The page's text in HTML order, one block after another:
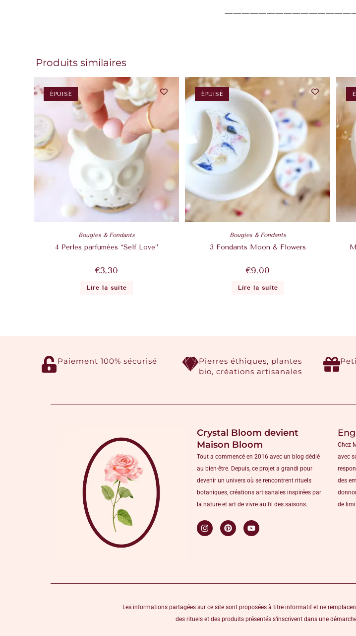
Produits similaires
ÉPUISÉ
Bougies & Fondants
4 Perles parfumées “Self Love”
€3,30
Lire la suite
ÉPUISÉ
Bougies & Fondants
3 Fondants Moon & Flowers
€9,00
Lire la suite
Paiement 100% sécurisé
Pierres éthiques, plantes
bio, créations artisanales
Crystal Bloom devient
Maison Bloom
Tout a commencé en 2016 avec un blog dédié
au bien-être. Depuis, ce projet a grandi pour
devenir un univers où se rencontrent rituels
botaniques, créations artisanales inspirées par
la nature et art de vivre au fil des saisons.
Chez
avec
des
de
Les informations partagées sur ce site sont proposées à titre informatif et ne
des rituels et des produits présentés s’inscrivent dans une